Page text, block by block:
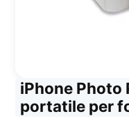
iPhone Photo
portatile per